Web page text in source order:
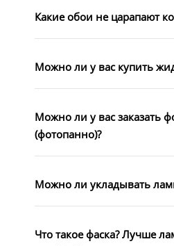
Какие обои не царапают
Можно ли у вас купить
Можно ли у вас заказать
(фотопанно)?
Можно ли укладывать
Что такое фаска? Лучше